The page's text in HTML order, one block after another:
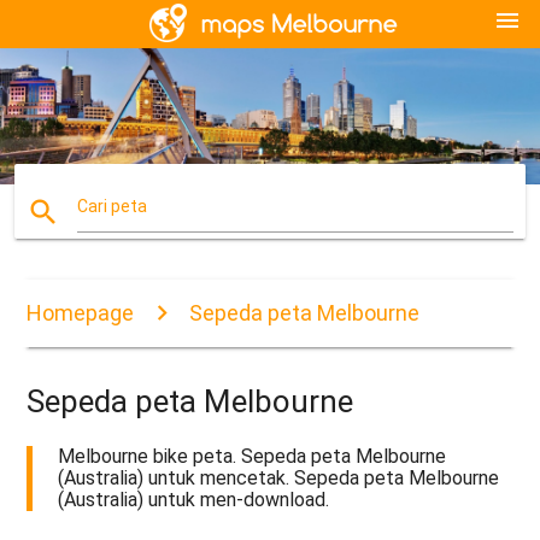
menu
search Cari peta
Homepage Sepeda peta Melbourne
Sepeda peta Melbourne
Melbourne bike peta. Sepeda peta Melbourne
(Australia) untuk mencetak. Sepeda peta Melbourne
(Australia) untuk men-download.